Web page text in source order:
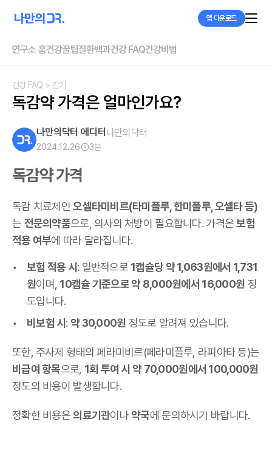
앱 다운로드
연구소 홈건강꿀팁질환백과건강 FAQ건강비법
건강 FAQ > 감기
독감약 가격은 얼마인가요?
나만의닥터 에디터 나만의닥터
2024.12.26 3분
독감약 가격
독감 치료제인오셀타미비르(타미플루, 한미플루, 오셀타 등)
는 전문의약품으로, 의사의 처방이 필요합니다. 가격은보험
적용 여부에 따라 달라집니다.
보험 적용 시: 일반적으로 1캡슐당 약 1,063원에서 1,731
원이며, 10캡슐 기준으로 약 8,000원에서 16,000원 정
도입니다.
비보험 시: 약 30,000원 정도로 알려져 있습니다.
또한, 주사제 형태의 페라미비르(페라미플루, 라피아타 등)는
비급여 항목으로, 1회 투여 시 약 70,000원에서 100,000원
정도의 비용이 발생합니다.
정확한 비용은의료기관이나 약국에 문의하시기 바랍니다.